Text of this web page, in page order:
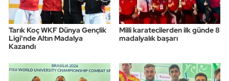
Tarık Koç WKF Dünya Gençlik
Ligi'nde Altın Madalya
Kazandı
Milli karatecilerden ilk günde 8
madalyalık başarı